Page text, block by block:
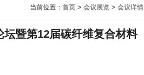
当前位置： 首页 > 会议展览 > 会议详情
暨第12届碳纤维复合材料